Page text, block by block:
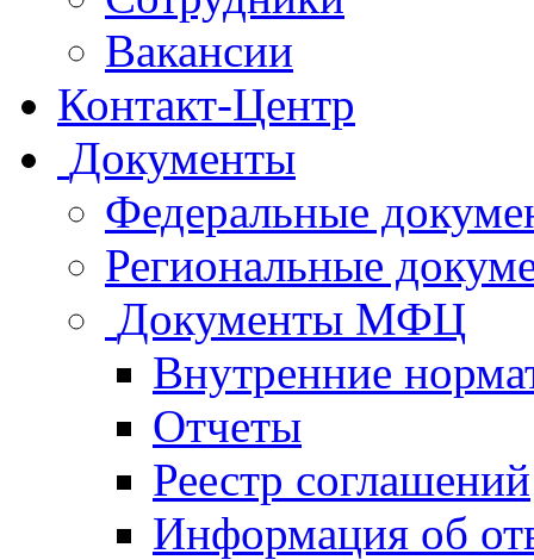
Вакансии
Контакт-Центр
Документы
Федеральные
Региональные
Документы МФЦ
Внутренние
Отчеты
Реестр соглашений
Информация об